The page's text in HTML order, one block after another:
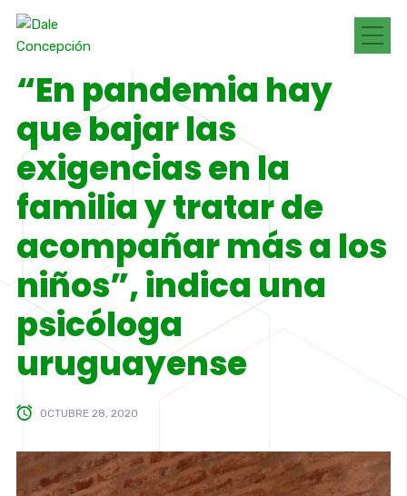
“En pandemia hay
que bajar las
exigencias en la
familia y tratar de
acompañar más a los
niños”, indica una
psicóloga
uruguayense
OCTUBRE 28, 2020